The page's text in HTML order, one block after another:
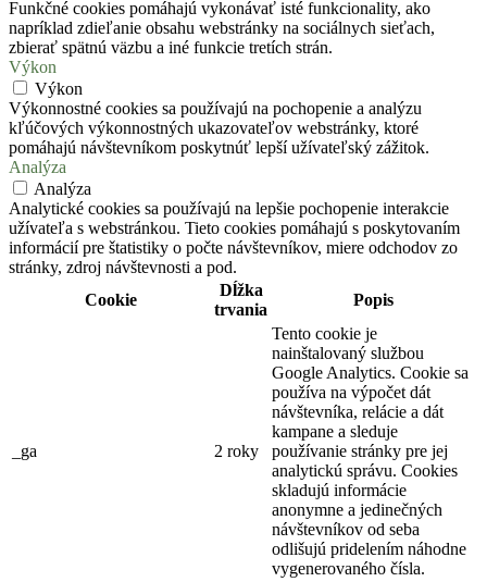
Funkčné cookies pomáhajú vykonávať isté funkcionality, ako
napríklad zdieľanie obsahu webstránky na sociálnych sieťach,
zbierať spätnú väzbu a iné funkcie tretích strán.
Výkon
Výkon
Výkonnostné cookies sa používajú na pochopenie a analýzu
kľúčových výkonnostných ukazovateľov webstránky, ktoré
pomáhajú návštevníkom poskytnúť lepší užívateľský zážitok.
Analýza
Analýza
Analytické cookies sa používajú na lepšie pochopenie interakcie
užívateľa s webstránkou. Tieto cookies pomáhajú s poskytovaním
informácií pre štatistiky o počte návštevníkov, miere odchodov zo
stránky, zdroj návštevnosti a pod.
Cookie
Dĺžka
trvania
Popis
_ga 2 roky
Tento cookie je
nainštalovaný službou
Google Analytics. Cookie sa
používa na výpočet dát
návštevníka, relácie a dát
kampane a sleduje
používanie stránky pre jej
analytickú správu. Cookies
skladujú informácie
anonymne a jedinečných
návštevníkov od seba
odlišujú pridelením náhodne
vygenerovaného čísla.